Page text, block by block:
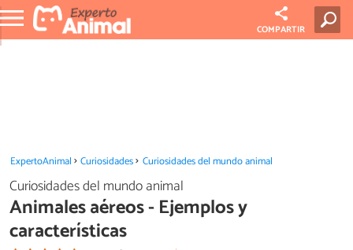
COMPARTIR
ExpertoAnimal Curiosidades Curiosidades del mundo animal
Curiosidades del mundo animal
Animales aéreos - Ejemplos y
características